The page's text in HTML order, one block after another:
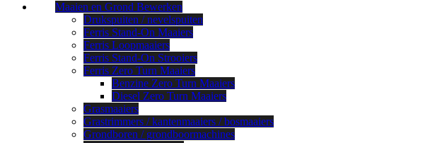
Maaien en Grond Bewerken
Drukspuiten / nevelspuiten
Ferris Stand-On Maaiers
Ferris Loopmaaiers
Ferris Stand-On Strooiers
Ferris Zero Turn Maaiers
Benzine Zero Turn Maaiers
Diesel Zero Turn Maaiers
Grasmaaiers
Grastrimmers / kantenmaaiers / bosmaaiers
Grondboren / grondboormachines